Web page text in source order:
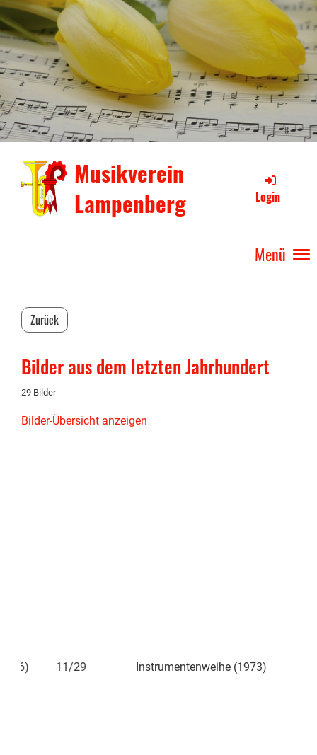
Musikverein
Lampenberg
Login
Menü
Zurück
Bilder aus dem letzten Jahrhundert
29 Bilder
Bilder-Übersicht anzeigen
11/29 Instrumentenweihe (1973)